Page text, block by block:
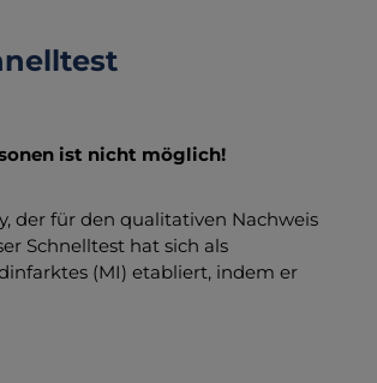
ist nicht möglich!
der für den qualitativen Nachweis
Schnelltest hat sich als
(MI) etabliert, indem er